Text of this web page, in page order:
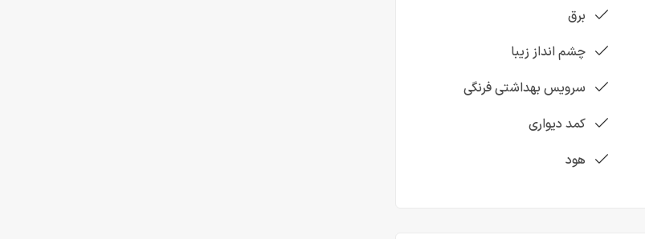
برق
چشم انداز زیبا
سرویس بهداشتی فرنگی
کمد دیواری
هود